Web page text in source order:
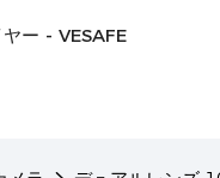
ー - VESAFE